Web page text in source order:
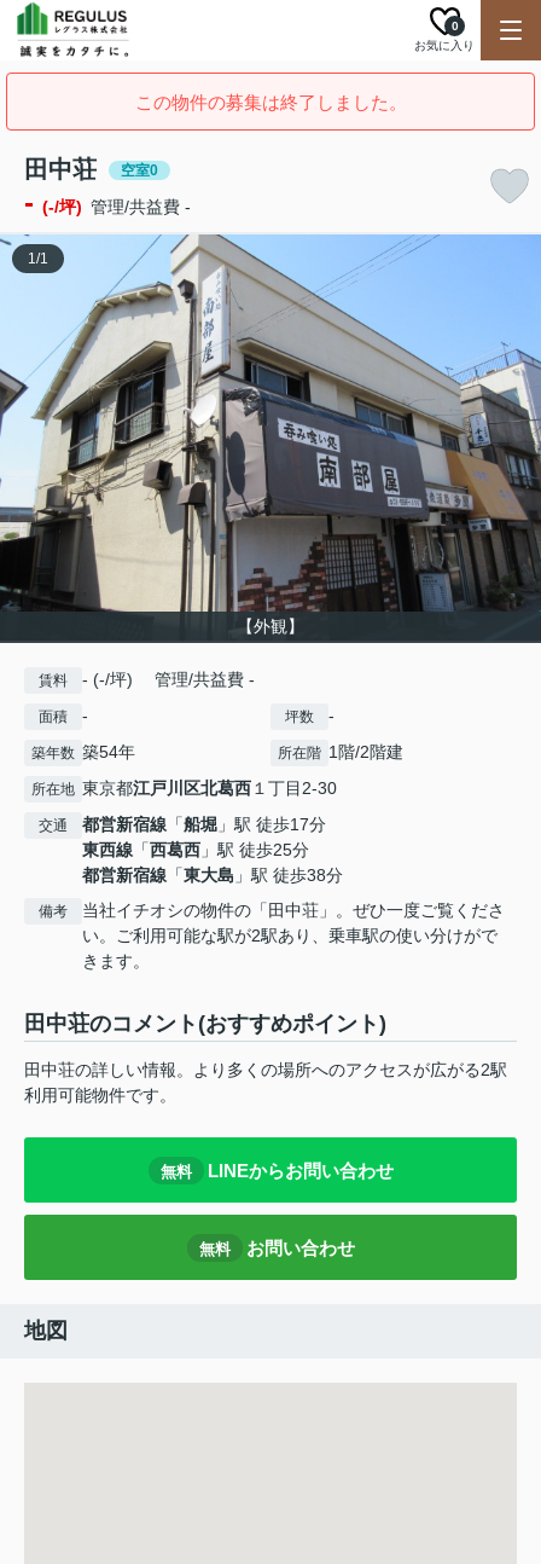
お気に入り
0
この物件の募集は終了しました。
田中荘 空室0
- (-/坪) 管理/共益費 -
【外観】
1/1
賃料 - (-/坪) 管理/共益費 -
面積 - 坪数 -
築年数 築54年 所在階 1階/2階建
所在地 東京都江戸川区北葛西１丁目2-30
交通 都営新宿線 「船堀 」駅 徒歩17分
東西線 「西葛西 」駅 徒歩25分
都営新宿線 「東大島 」駅 徒歩38分
備考
当社イチオシの物件の「田中荘」。ぜひ一度ご覧くださ
い。ご利用可能な駅が2駅あり、乗車駅の使い分けがで
きます。
田中荘のコメント(おすすめポイント)
田中荘の詳しい情報。より多くの場所へのアクセスが広がる2駅
利用可能物件です。
無料 LINEからお問い合わせ
無料 お問い合わせ
地図